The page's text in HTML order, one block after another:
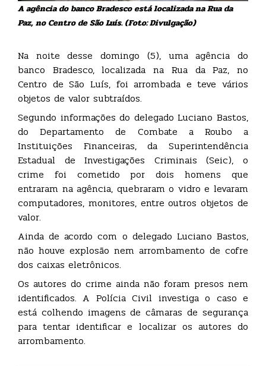
A agência do banco Bradesco está localizada na Rua da
Paz, no Centro de São Luís. (Foto: Divulgação)
Na noite desse domingo (5), uma agência do
banco Bradesco, localizada na Rua da Paz, no
Centro de São Luís, foi arrombada e teve vários
objetos de valor subtraídos.
Segundo informações do delegado Luciano Bastos,
do Departamento de Combate a Roubo a
Instituições Financeiras, da Superintendência
Estadual de Investigações Criminais (Seic), o
crime foi cometido por dois homens que
entraram na agência, quebraram o vidro e levaram
computadores, monitores, entre outros objetos de
valor.
Ainda de acordo com o delegado Luciano Bastos,
não houve explosão nem arrombamento de cofre
dos caixas eletrônicos.
Os autores do crime ainda não foram presos nem
identificados. A Polícia Civil investiga o caso e
está colhendo imagens de câmaras de segurança
para tentar identificar e localizar os autores do
arrombamento.